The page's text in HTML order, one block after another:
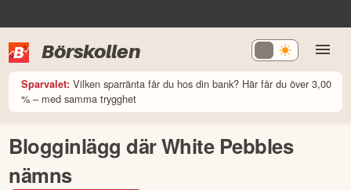
Börskollen
Sparvalet: Vilken sparränta får du hos din bank? Här får du över 3,00
% – med samma trygghet
Blogginlägg där White Pebbles
nämns